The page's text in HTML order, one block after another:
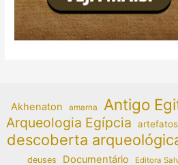
Akhenaton amarna Antigo
Arqueologia Egípcia
descoberta
deuses Documentário Editora